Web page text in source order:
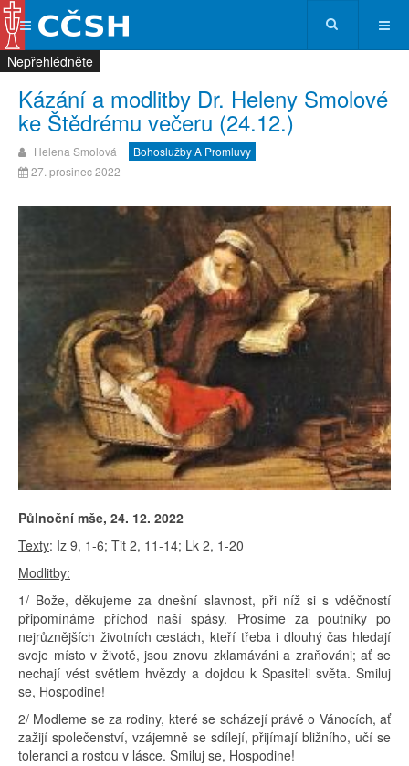
Kázání a modlitby Dr. Heleny Smolové
ke Štědrému večeru (24.12.)
Helena Smolová
Bohoslužby A Promluvy
27. prosinec 2022
Půlnoční mše, 24. 12. 2022
Texty: Iz 9, 1-6; Tit 2, 11-14; Lk 2, 1-20
Modlitby:
1/ Bože, děkujeme za dnešní slavnost, při níž si s vděčností
připomínáme příchod naší spásy. Prosíme za poutníky po
nejrůznějších životních cestách, kteří třeba i dlouhý čas hledají
svoje místo v životě, jsou znovu zklamáváni a zraňováni; ať se
nechají vést světlem hvězdy a dojdou k Spasiteli světa. Smiluj
se, Hospodine!
2/ Modleme se za rodiny, které se scházejí právě o Vánocích, ať
zažijí společenství, vzájemně se sdílejí, přijímají bližního, učí se
toleranci a rostou v lásce. Smiluj se, Hospodine!
Nepřehlédněte
Nepřehlédněte
Nepřehlédněte
Nepřehlédněte